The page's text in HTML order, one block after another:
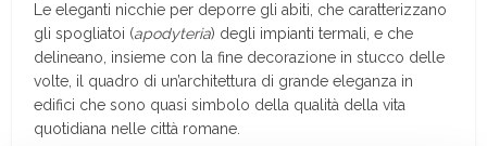
Le eleganti nicchie per deporre gli abiti, che caratterizzano
gli spogliatoi (apodyteria) degli impianti termali, e che
delineano, insieme con la fine decorazione in stucco delle
volte, il quadro di un’architettura di grande eleganza in
edifici che sono quasi simbolo della qualità della vita
quotidiana nelle città romane.